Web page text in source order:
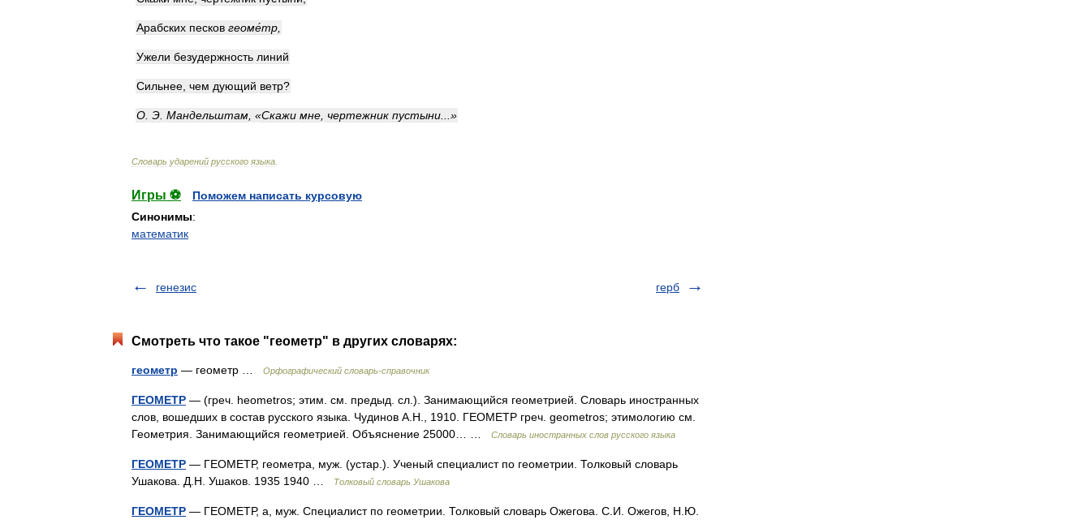
Арабских песков геоме́тр
Ужели безудержность линий
Сильнее чем дующий ветр?
О Э Мандельштам , «Скажи мне чертежник пустыни ...»
Словарь ударений русского языка
Игры ⚽
Поможем написать курсовую
Синонимы:
математик
генезис герб
Смотреть что такое "геометр" в других словарях:
геометр — геометр … Орфографический словарь-справочник
ГЕОМЕТР — (греч. heometros; этим. см. предыд. сл.). Занимающийся геометрией. Словарь иностранных
слов, вошедших в состав русского языка. Чудинов А.Н., 1910. ГЕОМЕТР греч. geometros; этимологию см.
Геометрия. Занимающийся геометрией. Объяснение 25000… …
Словарь иностранных слов русского языка
ГЕОМЕТР — ГЕОМЕТР, геометра, муж. (устар.). Ученый специалист по геометрии. Толковый словарь
Ушакова. Д.Н. Ушаков. 1935 1940 …
Толковый словарь Ушакова
ГЕОМЕТР — ГЕОМЕТР, а, муж. Специалист по геометрии. Толковый словарь Ожегова. С.И. Ожегов, Н.Ю.